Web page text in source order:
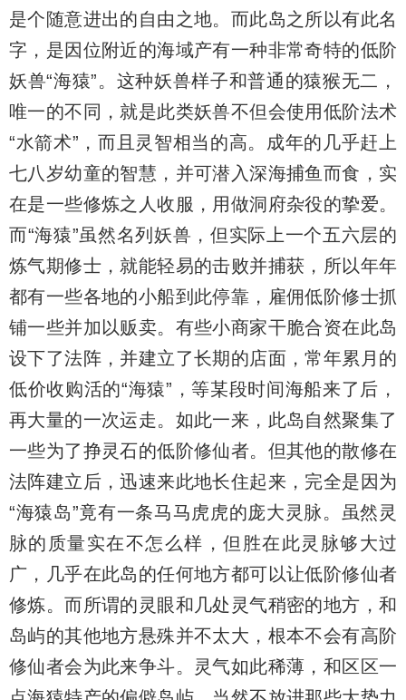
是个随意进出的自由之地。而此岛之所以有此名
字，是因位附近的海域产有一种非常奇特的低阶
妖兽“海猿”。这种妖兽样子和普通的猿猴无二，
唯一的不同，就是此类妖兽不但会使用低阶法术
“水箭术”，而且灵智相当的高。成年的几乎赶上
七八岁幼童的智慧，并可潜入深海捕鱼而食，实
在是一些修炼之人收服，用做洞府杂役的挚爱。
而“海猿”虽然名列妖兽，但实际上一个五六层的
炼气期修士，就能轻易的击败并捕获，所以年年
都有一些各地的小船到此停靠，雇佣低阶修士抓
铺一些并加以贩卖。有些小商家干脆合资在此岛
设下了法阵，并建立了长期的店面，常年累月的
低价收购活的“海猿”，等某段时间海船来了后，
再大量的一次运走。如此一来，此岛自然聚集了
一些为了挣灵石的低阶修仙者。但其他的散修在
法阵建立后，迅速来此地长住起来，完全是因为
“海猿岛”竟有一条马马虎虎的庞大灵脉。虽然灵
脉的质量实在不怎么样，但胜在此灵脉够大过
广，几乎在此岛的任何地方都可以让低阶修仙者
修炼。而所谓的灵眼和几处灵气稍密的地方，和
岛屿的其他地方悬殊并不太大，根本不会有高阶
修仙者会为此来争斗。灵气如此稀薄，和区区一